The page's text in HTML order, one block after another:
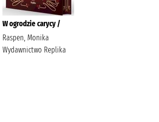
W ogrodzie carycy /
Raspen, Monika
Wydawnictwo Replika